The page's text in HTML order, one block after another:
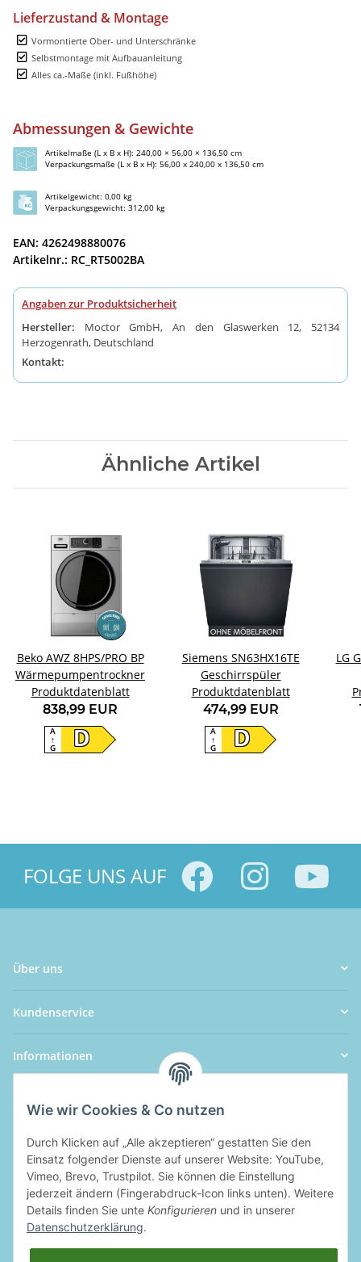
Lieferzustand & Montage
Vormontierte Ober- und Unterschränke
Selbstmontage mit Aufbauanleitung
Alles ca.-Maße (inkl. Fußhöhe)
Abmessungen & Gewichte
Artikelmaße (L x B x H): 240,00 × 56,00 × 136,50 cm
Verpackungsmaße (L x B x H): 56,00 x 240,00 x 136,50 cm
Artikelgewicht: 0,00 kg
Verpackungsgewicht: 312,00 kg
EAN: 4262498880076
Artikelnr.: RC_RT5002BA
Angaben zur Produktsicherheit
Hersteller: Moctor GmbH, An den Glaswerken 12, 52134
Herzogenrath, Deutschland
Kontakt:
Ähnliche Artikel
Beko AWZ 8HPS/PRO BP
Wärmepumpentrockner
Produktdatenblatt
838,99 EUR
D
A
↑
G
Siemens SN63HX16TE
Geschirrspüler
Produktdatenblatt
474,99 EUR
D
A
↑
G
LG
FOLGE UNS AUF
Über uns
Kundenservice
Informationen
Wie wir Cookies & Co nutzen
Durch Klicken auf „Alle akzeptieren“ gestatten Sie den
Einsatz folgender Dienste auf unserer Website: YouTube,
Vimeo, Brevo, Trustpilot. Sie können die Einstellung
jederzeit ändern (Fingerabdruck-Icon links unten). Weitere
Details finden Sie unte Konfigurieren und in unserer
Datenschutzerklärung.